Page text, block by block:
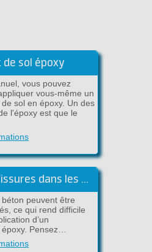
sol époxy
vous pouvez
vous-même un
sol en époxy. Un des
l'époxy est que le
Réparer les trous et les fissures dans les sols en ciment/béton
peuvent être
ce qui rend difficile
d’un
Pensez…